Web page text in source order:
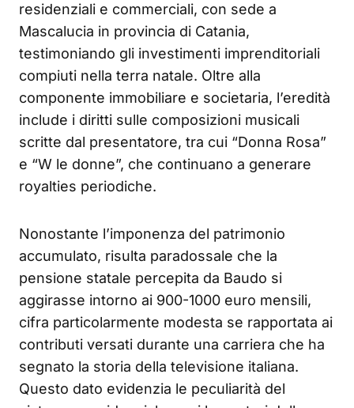
residenziali e commerciali, con sede a
Mascalucia in provincia di Catania,
testimoniando gli investimenti imprenditoriali
compiuti nella terra natale. Oltre alla
componente immobiliare e societaria, l’eredità
include i diritti sulle composizioni musicali
scritte dal presentatore, tra cui “Donna Rosa”
e “W le donne”, che continuano a generare
royalties periodiche.
Nonostante l’imponenza del patrimonio
accumulato, risulta paradossale che la
pensione statale percepita da Baudo si
aggirasse intorno ai 900-1000 euro mensili,
cifra particolarmente modesta se rapportata ai
contributi versati durante una carriera che ha
segnato la storia della televisione italiana.
Questo dato evidenzia le peculiarità del